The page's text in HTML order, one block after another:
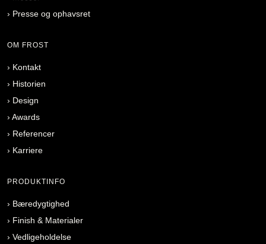
› Presse og ophavsret
OM FROST
› Kontakt
› Historien
› Design
› Awards
› Referencer
› Karriere
PRODUKTINFO
› Bæredygtighed
› Finish & Materialer
› Vedligeholdelse